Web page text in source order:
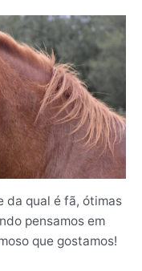
da qual é fã, ótimas
pensamos em
que gostamos!